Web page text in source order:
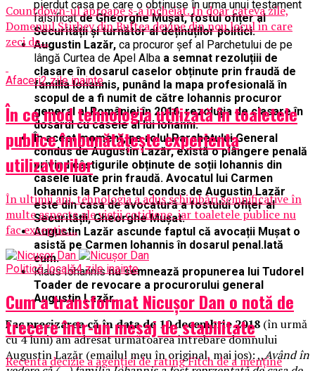
pierdut casa pe care o obținuse în urma unui testament
falsificatde Gheorghe Mușat, fostul ofițer al
Securității și turnător al deținuților politici.
Augustin Lazăr, ca procuror șef al Parchetului de pe
lângă Curtea de Apel Alba a semnat rezoluțiii de
clasare în dosarul caselor obținute prin fraudă de
familia Iohannis, punând la mapa profesională în
scopul de a fi numit de către Iohannis procuror
general al României în 2016, rezoluția de clasare în
dosarul cu casele al lui Iohanni.
În acest moment, pe rolul Parchetului General
condus de Augustin Lazăr, există o plângere penală
privind câștigurile obținute de soții Iohannis din
casele luate prin fraudă. Avocatul lui Carmen
Iohannis la Parchetul condus de Augustin Lazăr
este din casa de avocatură a fostului ofițer al
Securității, Gheorghe Mușat.
Augustin Lazăr ascunde faptul că avocații Mușat o
asistă pe Carmen Iohannis în dosarul penal.Iată
cum.
Klaus Iohannisnu semnează propunerea lui Tudorel
Toader de revocare a procurorului general
Augustin Lazăr.
Fac precizarea că în data de 10 decembrie 2018 (în urmă
cu 4 luni) am adresat următoarea întrebare domnului
Augustin Lazăr (emailul meu în original, mai jos): ,,Având în
Countdown-ul aproape s-a incheiat. In doar cateva zile,
Domeniul Stirbey din Buftea devine din nou locul in care
zeci de...
Afaceri2 zile inainte
În ce mod tehnologia utilizată în toaletele
publice îmbunătățește experiența
utilizatorilor
În ultimii ani, tehnologia a adus schimbări semnificative în
multe aspecte ale vieții cotidiene, iar toaletele publice nu
fac excepție....
Politică locală4 zile inainte
Cum a transformat Nicușor Dan o notă de
trecere într-un mesaj de stabilitate
Recenta decizie a agenției de rating Fitch de a menține